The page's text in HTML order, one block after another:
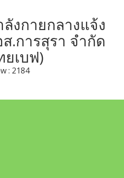
งกายกลางแจ้ง
ส.การสุรา จำกัด
ยเบฟ)
: 2184